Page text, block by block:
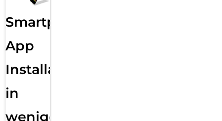
Smartphone
App
Installation
in
wenigen